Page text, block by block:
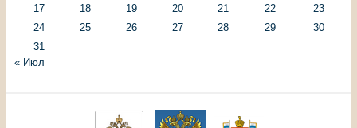
17
18 19 20 21 22
23
24
25 26 27 28 29
30
31
« Июл